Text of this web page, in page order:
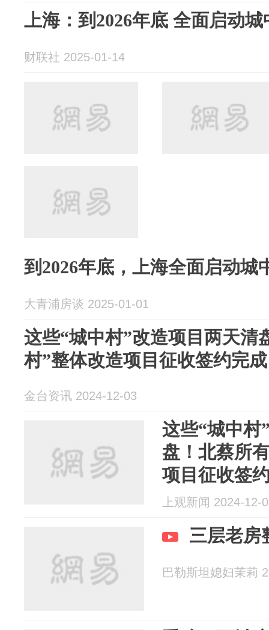
上海：到2026年底 全面启动
财联社 2025-01-14
到2026年底，上海全面启动城
大青浦房谈 2025-01-01
这些“城中村”改造项目两天清
村”整体改造项目征收签约完成
金台资讯 2024-12-03
这些“城中村
盘！北蔡所
项目征收签
上观新闻 2024-12-
三层老房
巴勒斯坦媳妇茉莉